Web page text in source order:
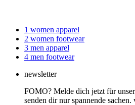
1 women apparel
2 women footwear
3 men apparel
4 men footwear
newsletter
FOMO? Melde dich jetzt für
senden dir nur spannende sachen.